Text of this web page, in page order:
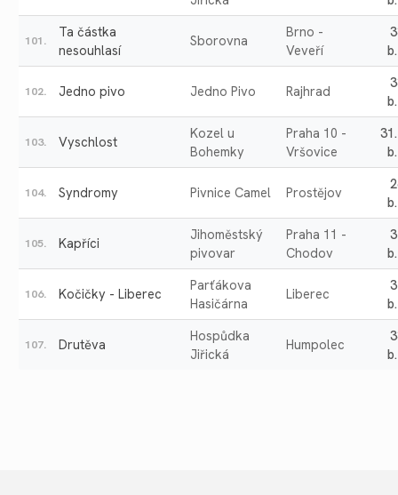
101.
Ta částka
nesouhlasí
Sborovna
Brno -
Veveří
b.
102. Jedno pivo Jedno Pivo Rajhrad
b.
103. Vyschlost
Kozel u
Bohemky
Praha 10 -
Vršovice
b.
104. Syndromy Pivnice Camel Prostějov
b.
105. Kapříci
Jihoměstský
pivovar
Praha 11 -
Chodov
b.
106. Kočičky - Liberec
Parťákova
Hasičárna
Liberec
b.
107. Drutěva
Hospůdka
Jiřická
Humpolec
b.